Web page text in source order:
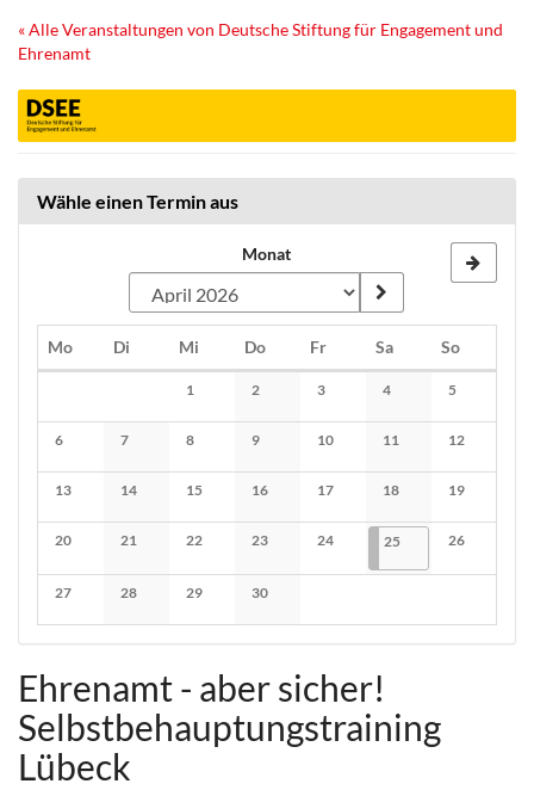
Zum
Haupt-
springen
« Alle Veranstaltungen von Deutsche Stiftung für Engagement und
Ehrenamt
Wähle einen Termin aus
Monat
MoMontag
Di Dienstag
Mi Mittwoch
DoDonnerstag
FrFreitagSaSamstag
SoSonntag
1
Keine Veranstaltungen
2
Keine Veranstaltungen
3
Keine Veranstaltungen
4
Keine Veranstaltungen
5
Keine
6
Keine Veranstaltungen
7
Keine Veranstaltungen
8
Keine Veranstaltungen
9
Keine Veranstaltungen
10
Keine Veranstaltungen
11
Keine Veranstaltungen
12
Keine
13
Keine Veranstaltungen
14
Keine Veranstaltungen
15
Keine Veranstaltungen
16
Keine Veranstaltungen
17
Keine Veranstaltungen
18
Keine Veranstaltungen
19
Keine
20
Keine Veranstaltungen
21
Keine Veranstaltungen
22
Keine Veranstaltungen
23
Keine Veranstaltungen
24
Keine Veranstaltungen
2525.04.2026
1 Veranstaltung
26
Keine
27
Keine Veranstaltungen
28
Keine Veranstaltungen
29
Keine Veranstaltungen
30
Keine Veranstaltungen
Ehrenamt - aber sicher!
Selbstbehauptungstraining
Lübeck